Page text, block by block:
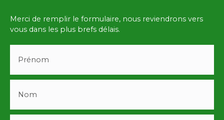
Merci de remplir le formulaire, nous reviendrons vers
vous dans les plus brefs délais.
Prénom
Nom